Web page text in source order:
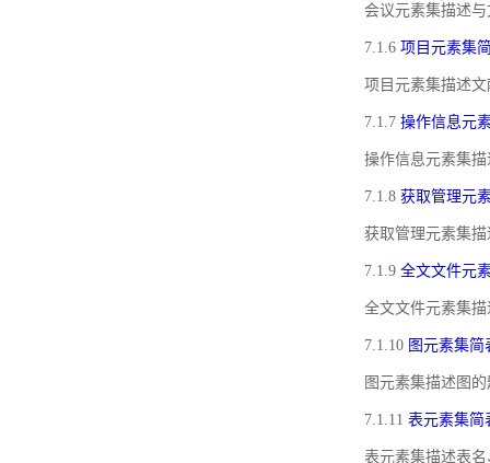
会议元素集描述
7.1.6 项目元素集
项目元素集描述
7.1.7 操作信息元
操作信息元素集
7.1.8 获取管理元
获取管理元素集
7.1.9 全文文件元
全文文件元素集
7.1.10 图元素集简
图元素集描述图
7.1.11 表元素集简
表元素集描述表